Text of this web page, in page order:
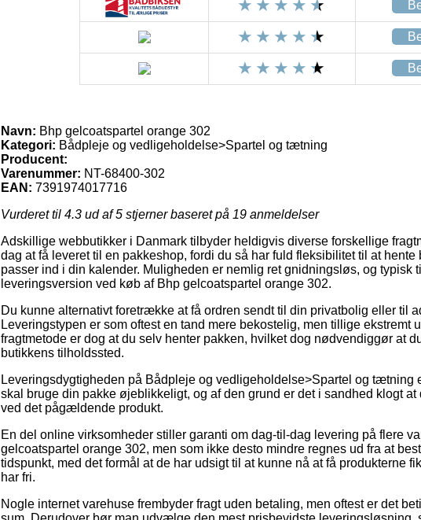
Navn: Bhp gelcoatspartel orange 302
Kategori: Bådpleje og vedligeholdelse>Spartel og tætning
Producent:
Varenummer: NT-68400-302
EAN: 7391974017716
Vurderet til 4.3 ud af 5 stjerner baseret på 19 anmeldelser
Adskillige webbutikker i Danmark tilbyder heldigvis diverse forskellige
dag at få leveret til en pakkeshop, fordi du så har fuld fleksibilitet til at
passer ind i din kalender. Muligheden er nemlig ret gnidningsløs, og typisk
leveringsversion ved køb af Bhp gelcoatspartel orange 302.
Du kunne alternativt foretrække at få ordren sendt til din privatbolig eller til
Leveringstypen er som oftest en tand mere bekostelig, men tillige ekstremt
fragtmetode er dog at du selv henter pakken, hvilket dog nødvendiggør at
butikkens tilholdssted.
Leveringsdygtigheden på Bådpleje og vedligeholdelse>Spartel og tætning
skal bruge din pakke øjeblikkeligt, og af den grund er det i sandhed klogt
ved det pågældende produkt.
En del online virksomheder stiller garanti om dag-til-dag levering på flere
gelcoatspartel orange 302, men som ikke desto mindre regnes ud fra at
tidspunkt, med det formål at de har udsigt til at kunne nå at få produkterne
har fri.
Nogle internet varehuse frembyder fragt uden betaling, men oftest er det